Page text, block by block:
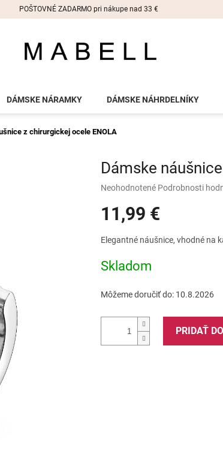
POŠTOVNÉ ZADARMO pri nákupe nad 33 €
DÁMSKE NÁRAMKY DÁMSKE NÁHRDELNÍKY
z chirurgickej ocele ENOLA
Dámske
Priemerné
produktu
je
z
hviezdičiek.
Neohodnotené Podrobnosti
11,99 €
cena:
Elegantné náušnice, vhodné na
Skladom
Môžeme doručiť do: 10.8.2026
PRIDAŤ